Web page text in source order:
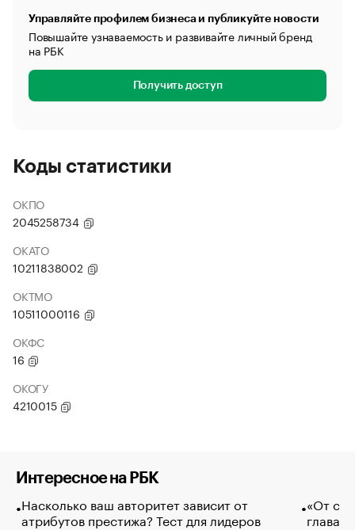
Управляйте профилем бизнеса и публикуйте новости
Повышайте узнаваемость и развивайте личный бренд
на РБК
Получить доступ
Коды статистики
ОКПО
2045258734
ОКАТО
10211838002
ОКТМО
10511000116
ОКФС
16
ОКОГУ
4210015
Интересное на РБК
Насколько ваш авторитет зависит от
атрибутов престижа? Тест для лидеров
«От
глава